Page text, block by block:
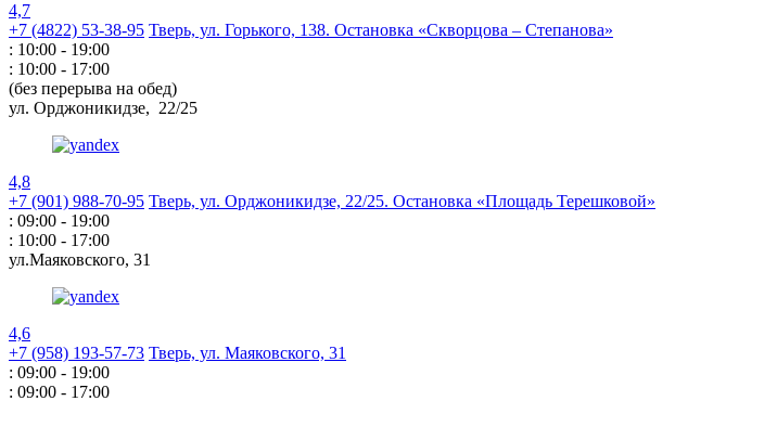
4,7
+7 (4822) 53-38-95 Тверь, ул. Горького, 138. Остановка «Скворцова – Степанова»
: 10:00 - 19:00
: 10:00 - 17:00
(без перерыва на обед)
ул. Орджоникидзе, 22/25
4,8
+7 (901) 988-70-95 Тверь, ул. Орджоникидзе, 22/25. Остановка «Площадь Терешковой»
: 09:00 - 19:00
: 10:00 - 17:00
ул.Маяковского, 31
4,6
+7 (958) 193-57-73 Тверь, ул. Маяковского, 31
: 09:00 - 19:00
: 09:00 - 17:00